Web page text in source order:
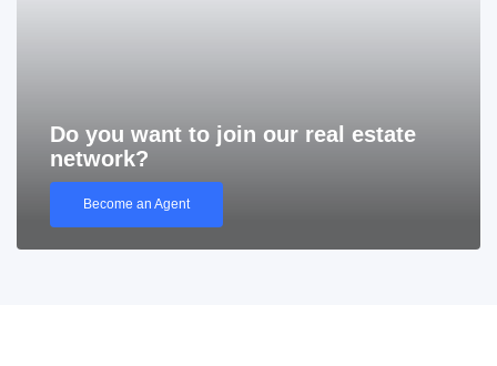
Do you want to join our real estate
network?
Become an Agent